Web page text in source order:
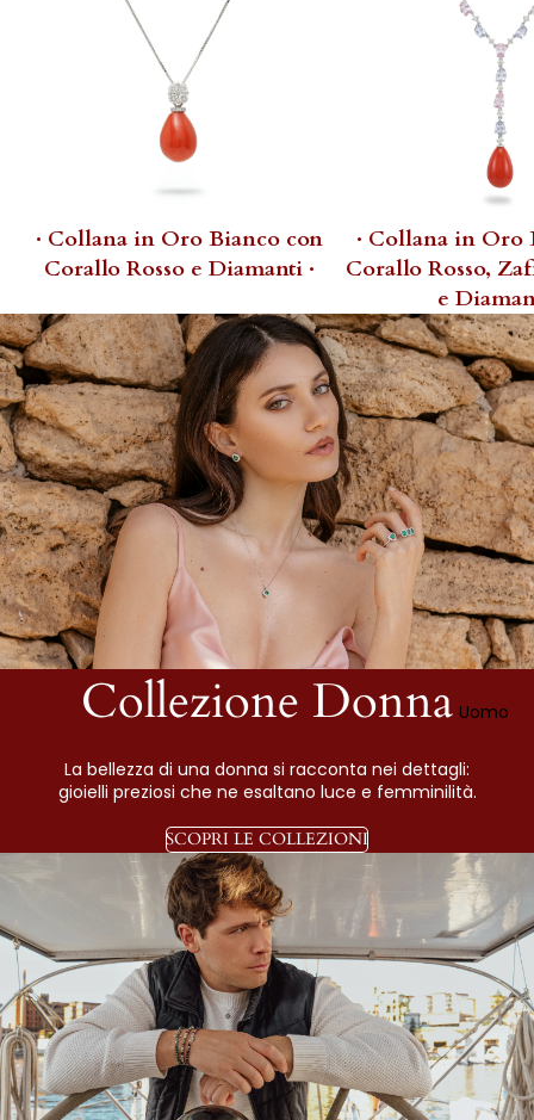
Uomo
· Collana in Oro Bianco con
Corallo Rosso e Diamanti ·
· Collana in Oro
Corallo Rosso,
e
Collezione Donna
La bellezza di una donna si racconta nei dettagli:
gioielli preziosi che ne esaltano luce e femminilità.
SCOPRI LE COLLEZIONI